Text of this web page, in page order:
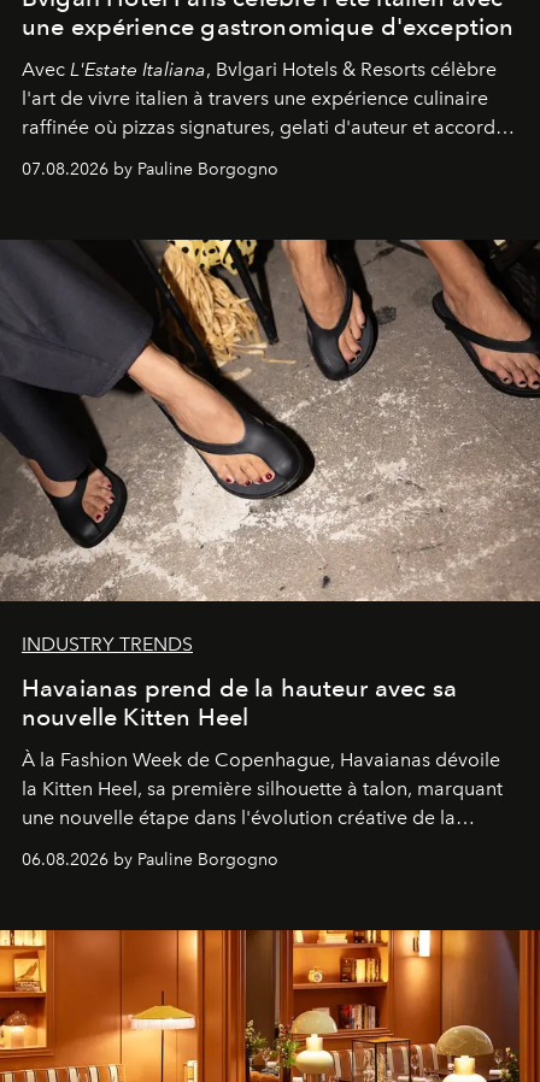
une expérience gastronomique d'exception
Avec L'Estate Italiana, Bvlgari Hotels & Resorts célèbre
l'art de vivre italien à travers une expérience culinaire
raffinée où pizzas signatures, gelati d'auteur et accords
d'exception composent un véritable voyage sensoriel.
07.08.2026 by Pauline Borgogno
INDUSTRY TRENDS
Havaianas prend de la hauteur avec sa
nouvelle Kitten Heel
À la Fashion Week de Copenhague, Havaianas dévoile
la Kitten Heel, sa première silhouette à talon, marquant
une nouvelle étape dans l'évolution créative de la
06.08.2026 by Pauline Borgogno